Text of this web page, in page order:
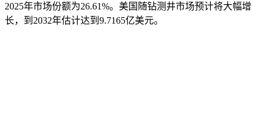
2025年市场份额为26.61%。美国随钻测井市场预计将大幅增
长，到2032年估计达到9.7165亿美元。